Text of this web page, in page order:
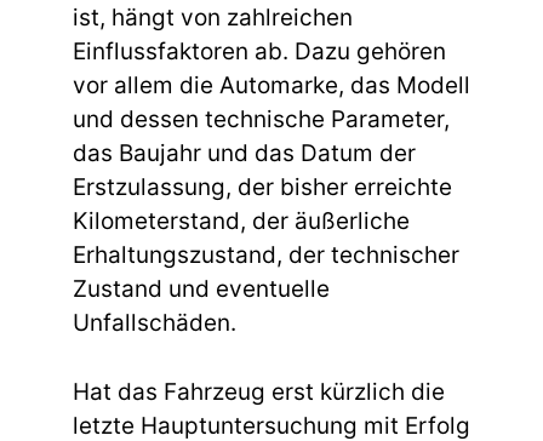
ist, hängt von zahlreichen
Einflussfaktoren ab. Dazu gehören
vor allem die Automarke, das Modell
und dessen technische Parameter,
das Baujahr und das Datum der
Erstzulassung, der bisher erreichte
Kilometerstand, der äußerliche
Erhaltungszustand, der technischer
Zustand und eventuelle
Unfallschäden.
Hat das Fahrzeug erst kürzlich die
letzte Hauptuntersuchung mit Erfolg